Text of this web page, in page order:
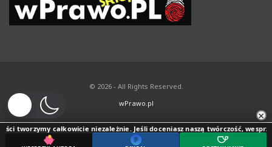
© 2026 - All Rights Reserved.
wPrawo.pl
×
tworzymy całkowicie niezależnie. Jeśli doceniasz naszą twórczość, wesprzyj